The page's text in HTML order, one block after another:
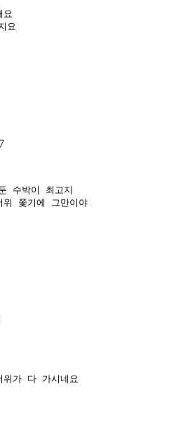
요
요
수박이 최고지
쫓기에 그만이야
가 다 가시네요